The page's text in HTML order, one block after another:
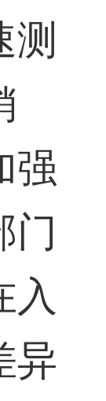
测
强
门
入
异